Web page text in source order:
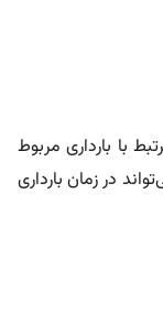
مرتبط با بارداری مربوط
در زمان بارداری